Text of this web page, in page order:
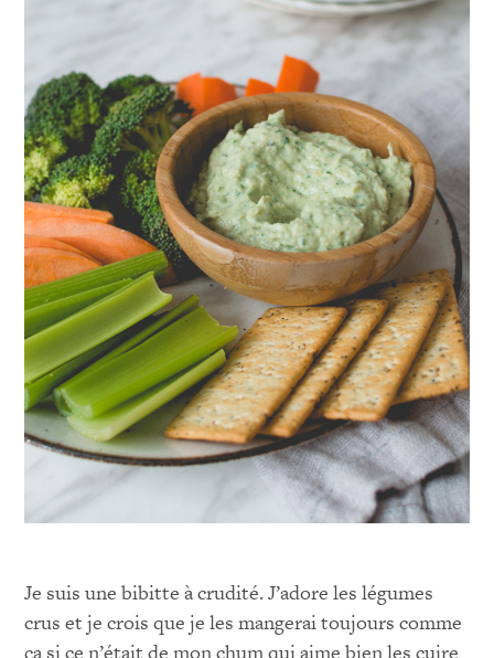
Je suis une bibitte à crudité. J’adore les légumes
crus et je crois que je les mangerai toujours comme
ça si ce n’était de mon chum qui aime bien les cuire